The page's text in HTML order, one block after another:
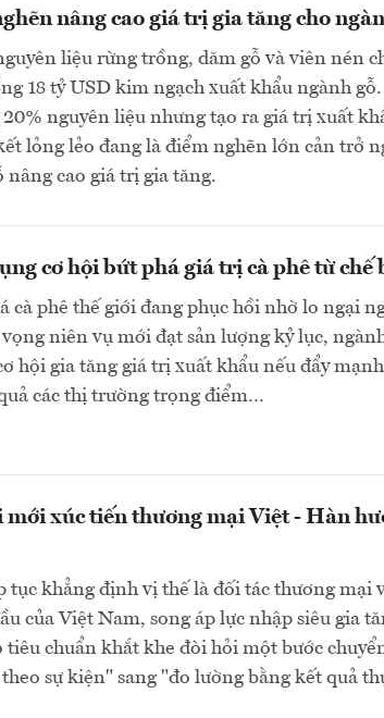
nâng cao giá trị gia tăng cho
liệu rừng trồng, dăm gỗ và viên nén
18 tỷ USD kim ngạch xuất khẩu ngành
20% nguyên liệu nhưng tạo ra giá trị xuất
lỏng lẻo đang là điểm nghẽn lớn cản trở
nâng cao giá trị gia tăng.
cơ hội bứt phá giá trị cà phê từ chế
cà phê thế giới đang phục hồi nhờ lo ngại
niên vụ mới đạt sản lượng kỷ lục,
hội gia tăng giá trị xuất khẩu nếu đẩy
các thị trường trọng điểm…
xúc tiến thương mại Việt - Hàn
tục khẳng định vị thế là đối tác thương mại
của Việt Nam, song áp lực nhập siêu gia
tiêu chuẩn khắt khe đòi hỏi một bước
sự kiện" sang "đo lường bằng kết quả